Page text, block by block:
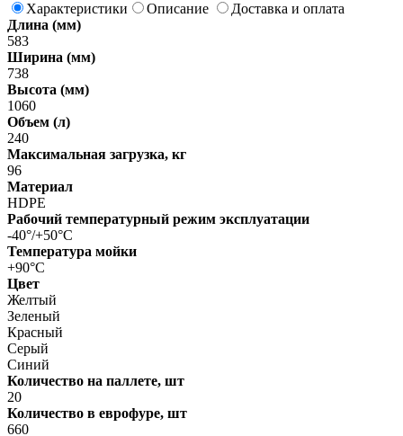
Характеристики
Описание
Доставка и оплата
Длина (мм)
583
Ширина (мм)
738
Высота (мм)
1060
Объем (л)
240
Максимальная загрузка, кг
96
Материал
HDPE
Рабочий температурный режим эксплуатации
-40°/+50°С
Температура мойки
+90°С
Цвет
Желтый
Зеленый
Красный
Серый
Синий
Количество на паллете, шт
20
Количество в еврофуре, шт
660